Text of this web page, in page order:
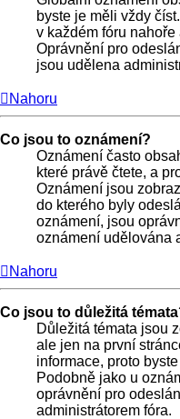
byste je měli vždy
v každém fóru
Oprávnění pro
jsou udělena
Nahoru
Co jsou to oznámení?
Oznámení často
které právě čtete, a
Oznámení jsou
do kterého byly
oznámení, jsou
oznámení udělována
Nahoru
Co jsou to důležitá
Důležitá témata jsou
ale jen na první
informace, proto
Podobně jako u
oprávnění pro
administrátorem fóra.